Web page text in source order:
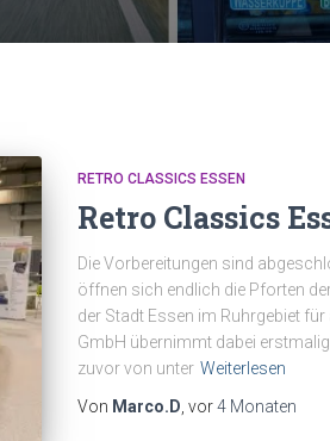
RETRO CLASSICS ESSEN
Retro Classics
Die Vorbereitungen sind
öffnen sich endlich die Pforten
der Stadt Essen im Ruhrgebiet
GmbH übernimmt dabei
zuvor von unter Weiterlesen
Von Marco.D , vor4 Monaten